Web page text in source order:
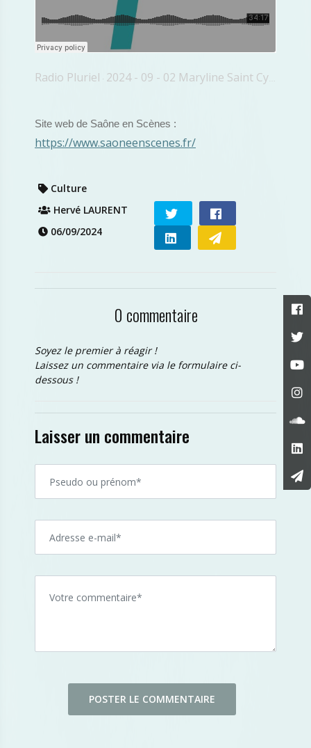
Radio Pluriel · 2024 - 09 - 02 Maryline Saint Cyr Sâone En Scènes
Site web de Saône en Scènes :
https://www.saoneenscenes.fr/
Culture
Hervé LAURENT
06/09/2024
0 commentaire
Soyez le premier à réagir !
Laissez un commentaire via le formulaire ci-
dessous !
Laisser un commentaire